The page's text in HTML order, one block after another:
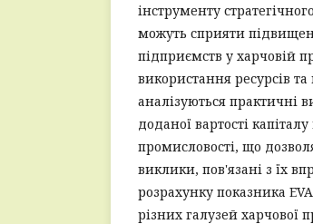
інструменту
можуть сприяти
підприємств у харчовій
використання ресурсів
аналізуються практичні
доданої вартості
промисловості, що
виклики, пов'язані з їх
розрахунку показника
різних галузей харчової